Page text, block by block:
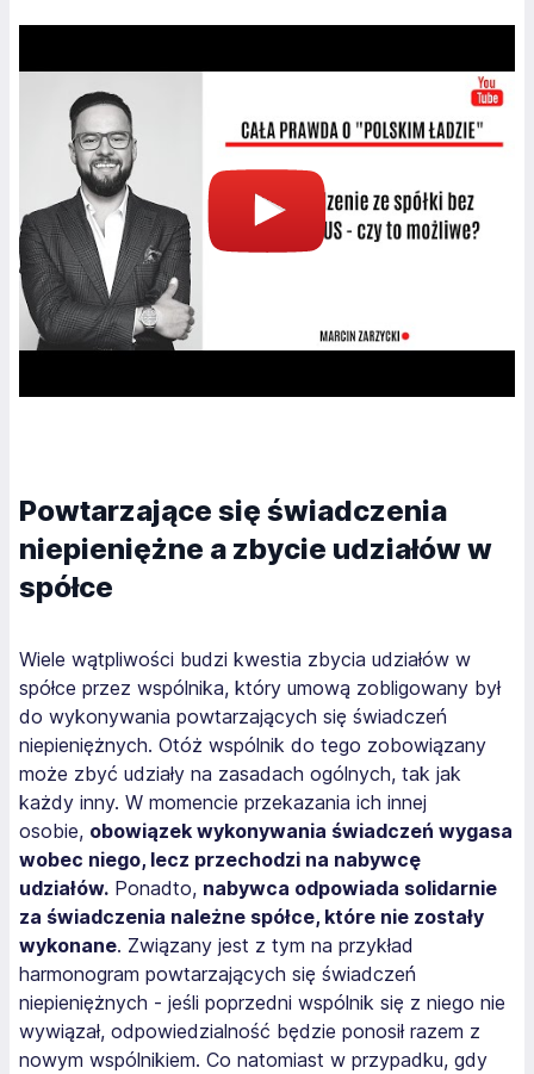
Powtarzające się świadczenia
niepieniężne a zbycie udziałów w
spółce
Wiele wątpliwości budzi kwestia zbycia udziałów w
spółce przez wspólnika, który umową zobligowany był
do wykonywania powtarzających się świadczeń
niepieniężnych. Otóż wspólnik do tego zobowiązany
może zbyć udziały na zasadach ogólnych, tak jak
każdy inny. W momencie przekazania ich innej
osobie, obowiązek wykonywania świadczeń wygasa
wobec niego, lecz przechodzi na nabywcę
udziałów. Ponadto, nabywca odpowiada solidarnie
za świadczenia należne spółce, które nie zostały
wykonane. Związany jest z tym na przykład
harmonogram powtarzających się świadczeń
niepieniężnych - jeśli poprzedni wspólnik się z niego nie
wywiązał, odpowiedzialność będzie ponosił razem z
nowym wspólnikiem. Co natomiast w przypadku, gdy